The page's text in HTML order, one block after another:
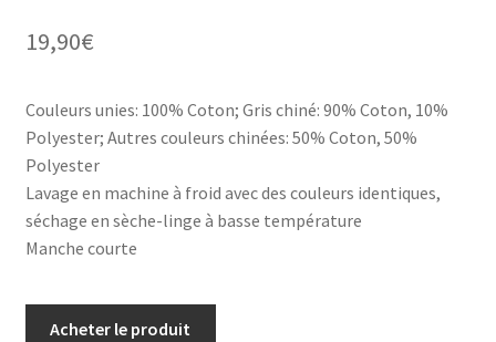
19,90€
Couleurs unies: 100% Coton; Gris chiné: 90% Coton, 10%
Polyester; Autres couleurs chinées: 50% Coton, 50%
Polyester
Lavage en machine à froid avec des couleurs identiques,
séchage en sèche-linge à basse température
Manche courte
Acheter le produit